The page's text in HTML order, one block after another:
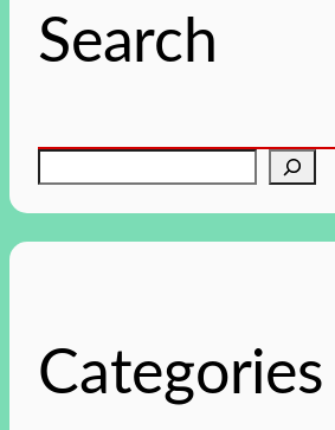
Search
aCategories